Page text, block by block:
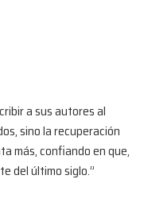
a sus autores al
sino la recuperación
más, confiando en que,
del último siglo.”